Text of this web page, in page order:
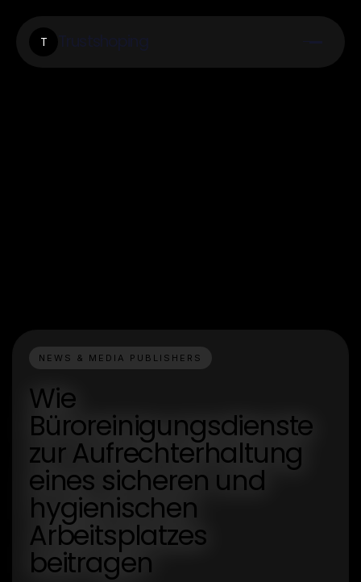
T
NEWS & MEDIA PUBLISHERS
Wie
Büroreinigungsdienste
zur Aufrechterhaltung
eines sicheren und
hygienischen
Arbeitsplatzes
beitragen